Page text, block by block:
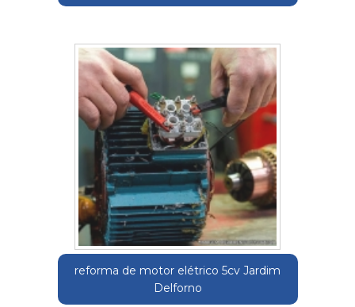
reforma de motor elétrico 5cv Jardim
Delforno